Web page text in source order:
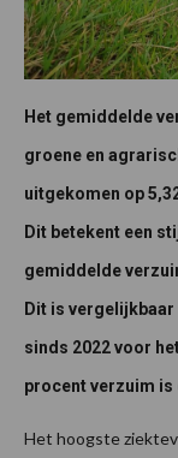
Het gemiddelde
groene en
uitgekomen op
Dit betekent een
gemiddelde
Dit is
sinds 2022 voor
procentverzuim is
Het hoogste